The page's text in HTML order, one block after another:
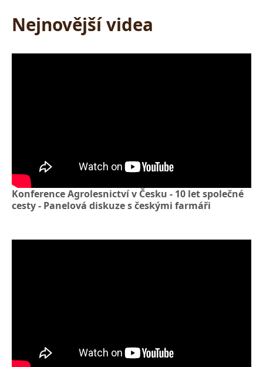
Nejnovější videa
Konference Agrolesnictví v Česku - 10 let společné
cesty - Panelová diskuze s českými farmáři